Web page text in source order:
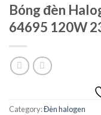
Bóng đèn
64695 120W
Category:Đèn halogen